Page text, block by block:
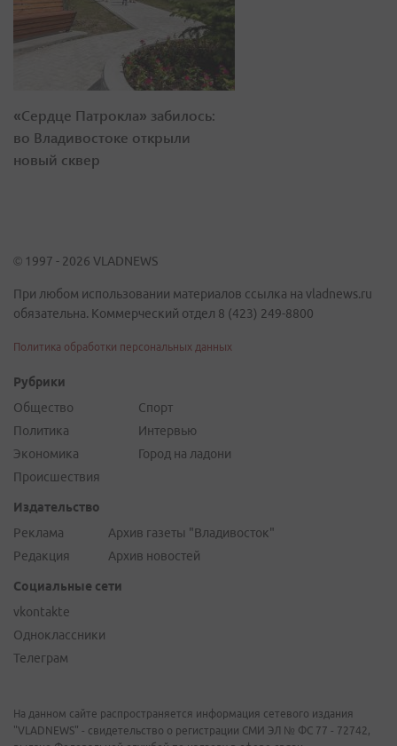
«Сердце Патрокла» забилось:
во Владивостоке открыли
новый сквер
© 1997 - 2026 VLADNEWS
При любом использовании материалов ссылка на vladnews.ru
обязательна. Коммерческий отдел 8 (423) 249-8800
Политика обработки персональных данных
Рубрики
Общество
Политика
Экономика
Происшествия
Спорт
Интервью
Город на ладони
Издательство
Реклама
Редакция
Архив газеты "Владивосток"
Архив новостей
Социальные сети
vkontakte
Одноклассники
Телеграм
На данном сайте распространяется информация сетевого издания
"VLADNEWS" - свидетельство о регистрации СМИ ЭЛ № ФС 77 - 72742,